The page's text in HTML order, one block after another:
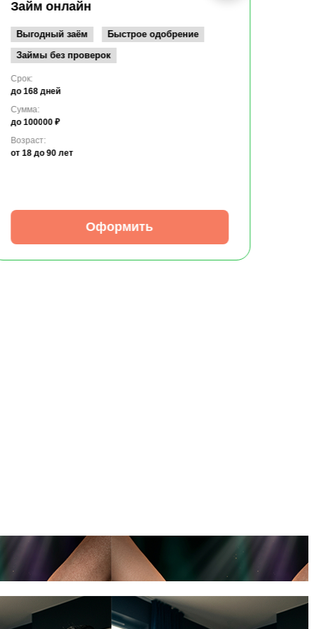
Займ онлайн
Выгодный заём
Быстрое одобрение
Займы без проверок
Срок:
до 168 дней
Сумма:
до 100000 ₽
Возраст:
от 18 до 90 лет
Оформить